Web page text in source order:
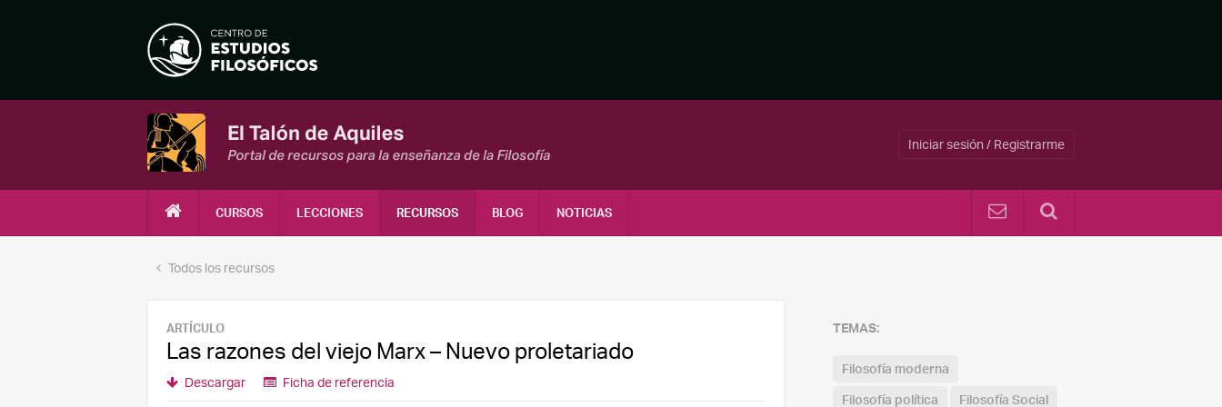
Iniciar sesión / Registrarme
CURSOS LECCIONES RECURSOS BLOG NOTICIAS
Todos los recursos
ARTÍCULO
Las razones del viejo Marx – Nuevo proletariado
Descargar Ficha de referencia
TEMAS:
Filosofía moderna
Filosofía política
Filosofía Social